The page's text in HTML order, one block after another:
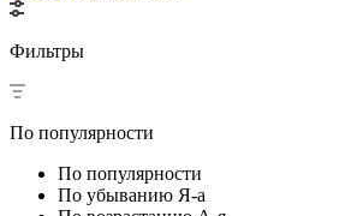
Фильтры
По популярности
По популярности
По убыванию Я-а